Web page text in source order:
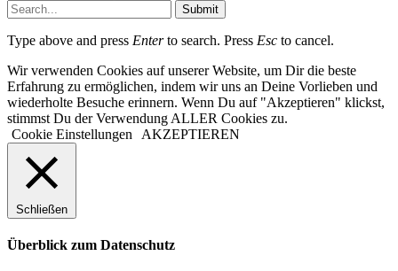
Submit
Type above and press Enterto search. Press Esc to cancel.
Wir verwenden Cookies auf unserer Website, um Dir die beste
Erfahrung zu ermöglichen, indem wir uns an Deine Vorlieben und
wiederholte Besuche erinnern. Wenn Du auf "Akzeptieren" klickst,
stimmst Du der Verwendung ALLER Cookies zu.
Cookie Einstellungen
AKZEPTIEREN
Schließen
Überblick zum Datenschutz